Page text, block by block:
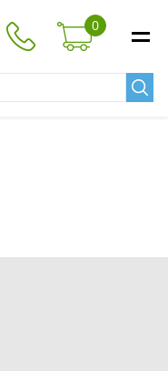
0